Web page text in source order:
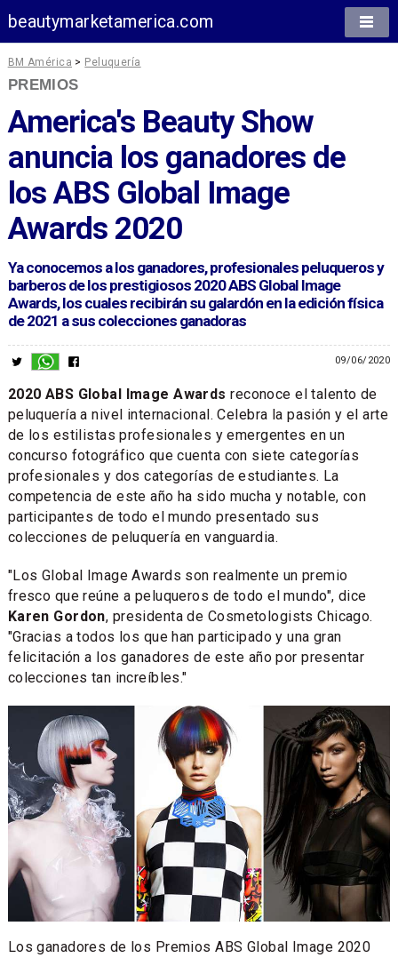
beautymarketamerica.com
BM América > Peluquería
PREMIOS
America's Beauty Show
anuncia los ganadores de
los ABS Global Image
Awards 2020
Ya conocemos a los ganadores, profesionales peluqueros y
barberos de los prestigiosos 2020 ABS Global Image
Awards, los cuales recibirán su galardón en la edición física
de 2021 a sus colecciones ganadoras
09/06/2020
2020 ABS Global Image Awards reconoce el talento de
peluquería a nivel internacional. Celebra la pasión y el arte
de los estilistas profesionales y emergentes en un
concurso fotográfico que cuenta con siete categorías
profesionales y dos categorías de estudiantes. La
competencia de este año ha sido mucha y notable, con
participantes de todo el mundo presentado sus
colecciones de peluquería en vanguardia.
"Los Global Image Awards son realmente un premio
fresco que reúne a peluqueros de todo el mundo", dice
Karen Gordon, presidenta de Cosmetologists Chicago.
"Gracias a todos los que han participado y una gran
felicitación a los ganadores de este año por presentar
colecciones tan increíbles."
Los ganadores de los Premios ABS Global Image 2020